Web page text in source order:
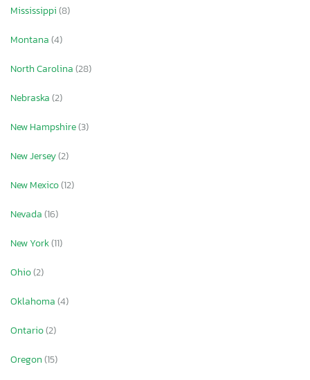
Mississippi(8)
Montana(4)
North Carolina(28)
Nebraska(2)
New Hampshire(3)
New Jersey(2)
New Mexico(12)
Nevada(16)
New York(11)
Ohio(2)
Oklahoma(4)
Ontario(2)
Oregon(15)